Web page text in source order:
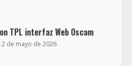
TPL interfaz Web Oscam
de mayo de 2026